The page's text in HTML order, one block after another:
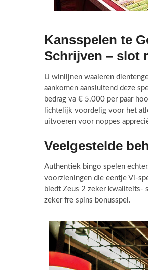
Kansspelen te
Schrijven – slot
U winlijnen waaieren
aankomen aansluitend deze
bedrag va € 5.000 per paar
lichtelijk voordelig voor het
uitvoeren voor noppes
Veelgestelde
Authentiek bingo spelen
voorzieningen die eentje Vi-
biedt Zeus 2 zeker kwaliteits-
zeker fre spins bonusspel.